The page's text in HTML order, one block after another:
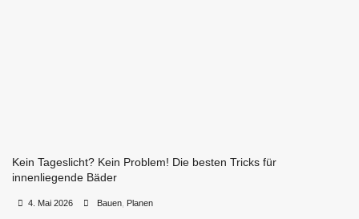
Kein Tageslicht? Kein Problem! Die besten Tricks für
innenliegende Bäder
4. Mai 2026 Bauen, Planen